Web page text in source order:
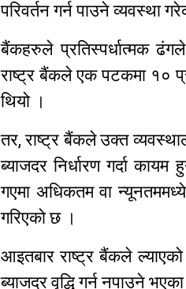
परिवर्तन गर्न पाउने व्यवस्था
बैंकहरुले प्रतिस्पर्धात्मक ढंगले
राष्ट्र बैंकले एक पटकमा १०
थियो ।
तर, राष्ट्र बैंकले उक्त
ब्याजदर निर्धारण गर्दा
गएमा अधिकतम वा
गरिएको छ ।
आइतबार राष्ट्र बैंकले
ब्याजदर वृद्धि गर्न नपाउने